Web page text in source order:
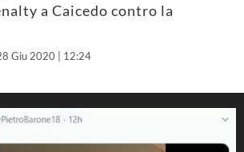
a Caicedo contro la
Giu 2020 | 12:24